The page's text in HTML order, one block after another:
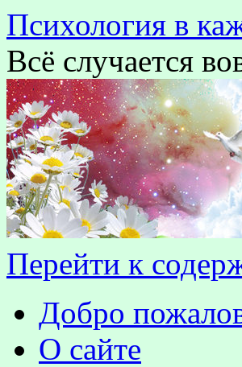
Психология в
Всё случается
Перейти к
Добро
О сайте